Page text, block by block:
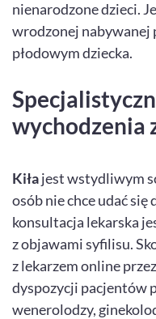
nienarodzone dzieci.
wrodzonej nabywanej
płodowym dziecka.
wychodzenia
Kiłajest wstydliwym
osób nie chce udać się
konsultacja lekarska
z objawami syfilisu.
z lekarzem online
dyspozycji pacjentów
wenerolodzy,